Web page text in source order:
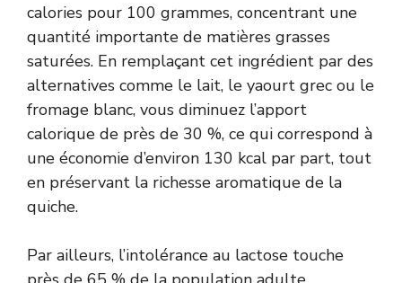
calories pour 100 grammes, concentrant une
quantité importante de matières grasses
saturées. En remplaçant cet ingrédient par des
alternatives comme le lait, le yaourt grec ou le
fromage blanc, vous diminuez l’apport
calorique de près de 30 %, ce qui correspond à
une économie d’environ 130 kcal par part, tout
en préservant la richesse aromatique de la
quiche.
Par ailleurs, l’intolérance au lactose touche